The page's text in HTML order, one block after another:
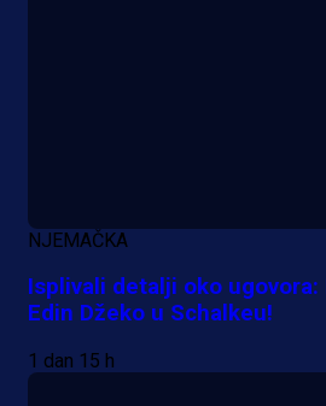
A Selekcija
Lukić seli u
NJEMAČKA
Isplivali detalji oko
Edin Džeko u Schalkeu!
1 dan 15 h